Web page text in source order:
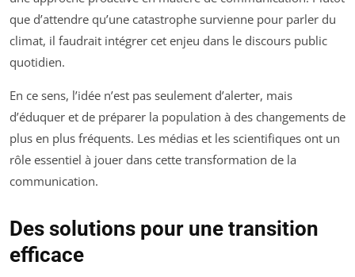
que d’attendre qu’une catastrophe survienne pour parler du
climat, il faudrait intégrer cet enjeu dans le discours public
quotidien.
En ce sens, l’idée n’est pas seulement d’alerter, mais
d’éduquer et de préparer la population à des changements de
plus en plus fréquents. Les médias et les scientifiques ont un
rôle essentiel à jouer dans cette transformation de la
communication.
Des solutions pour une transition
efficace